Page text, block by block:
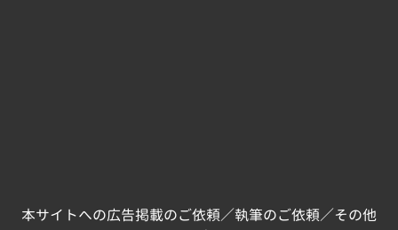
本サイトへの広告掲載のご依頼／執筆のご依頼／その他